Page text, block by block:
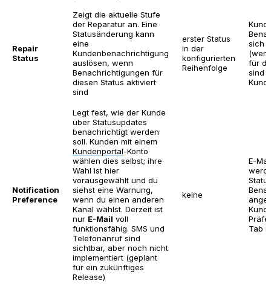
Repair
Status
Zeigt die aktuelle Stufe
der Reparatur an. Eine
Statusänderung kann
eine
Kundenbenachrichtigung
auslösen, wenn
Benachrichtigungen für
diesen Status aktiviert
sind
erster Status
in der
konfigurierten
Reihenfolge
sich
für
sind
Notification
Preference
Legt fest, wie der Kunde
über Statusupdates
benachrichtigt werden
soll. Kunden mit einem
Kundenportal-Konto
wählen dies selbst; ihre
Wahl ist hier
vorausgewählt und du
siehst eine Warnung,
wenn du einen anderen
Kanal wählst. Derzeit ist
nur E-Mail voll
funktionsfähig. SMS und
Telefonanruf sind
sichtbar, aber noch nicht
implementiert (geplant
für ein zukünftiges
Release)
keine
E-
Tab